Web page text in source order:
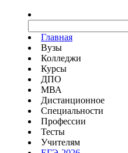
Главная
Вузы
Колледжи
Курсы
ДПО
МВА
Дистанционное
Специальности
Профессии
Тесты
Учителям